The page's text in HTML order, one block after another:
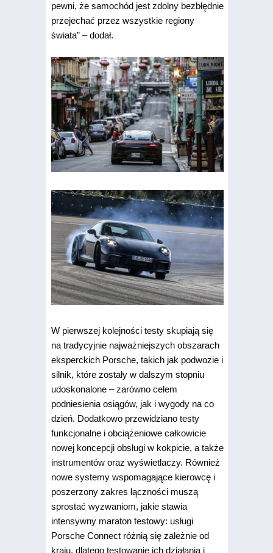
pewni, że samochód jest zdolny bezbłędnie
przejechać przez wszystkie regiony
świata” – dodał.
W pierwszej kolejności testy skupiają się
na tradycyjnie najważniejszych obszarach
eksperckich Porsche, takich jak podwozie i
silnik, które zostały w dalszym stopniu
udoskonalone – zarówno celem
podniesienia osiągów, jak i wygody na co
dzień. Dodatkowo przewidziano testy
funkcjonalne i obciążeniowe całkowicie
nowej koncepcji obsługi w kokpicie, a także
instrumentów oraz wyświetlaczy. Również
nowe systemy wspomagające kierowcę i
poszerzony zakres łączności muszą
sprostać wyzwaniom, jakie stawia
intensywny maraton testowy: usługi
Porsche Connect różnią się zależnie od
kraju, dlatego testowanie ich działania i